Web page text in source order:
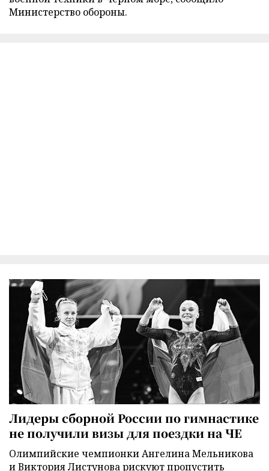
Министерство обороны.
Лидеры сборной России по гимнастике
не получили визы для поездки на ЧЕ
Олимпийские чемпионки Ангелина Мельникова
и Виктория Листунова рискуют пропустить